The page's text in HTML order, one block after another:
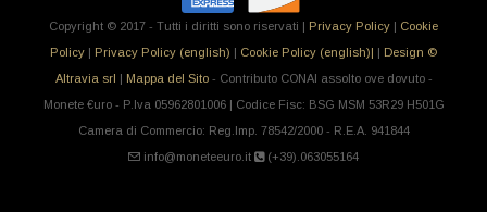
Copyright © 2017 - Tutti i diritti sono riservati | Privacy Policy | Cookie
Policy | Privacy Policy (english) | Cookie Policy (english)| | Design ©
Altravia srl | Mappa del Sito- Contributo CONAI assolto ove dovuto -
Monete €uro - P.Iva 05962801006 | Codice Fisc: BSG MSM 53R29 H501G
Camera di Commercio: Reg.Imp. 78542/2000 - R.E.A. 941844
info@moneteeuro.it
(+39).063055164